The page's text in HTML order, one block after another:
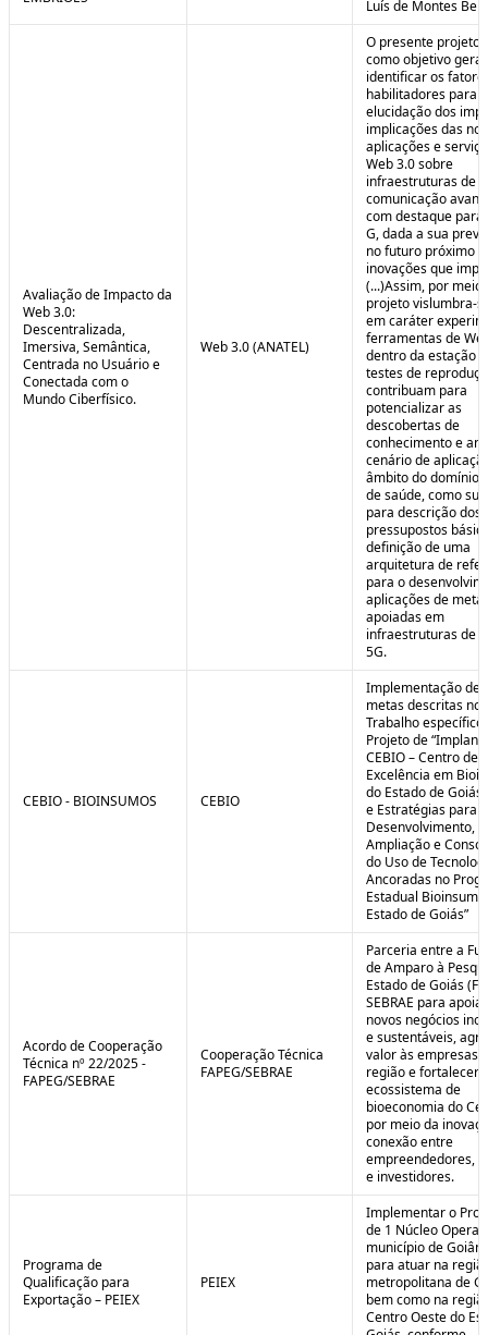
Luís de Montes
Avaliação de Impacto da
Web 3.0:
Descentralizada,
Imersiva, Semântica,
Centrada no Usuário e
Conectada com o
Mundo Ciberfísico.
Web 3.0 (ANATEL)
O presente projeto
como objetivo geral
identificar os
habilitadores para a
elucidação dos
implicações das
aplicações e
Web 3.0 sobre
infraestruturas de
comunicação
com destaque para
G, dada a sua
no futuro próximo
inovações que
(...)Assim, por meio
projeto vislumbra-
em caráter
ferramentas de
dentro da estação
testes de
contribuam para
potencializar as
descobertas de
conhecimento e
cenário de
âmbito do domínio
de saúde, como
para descrição dos
pressupostos
definição de uma
arquitetura de
para o
aplicações de
apoiadas em
infraestruturas de
5G.
CEBIO - BIOINSUMOS CEBIO
Implementação de
metas descritas no
Trabalho específico
Projeto de
CEBIO – Centro de
Excelência em
do Estado de Goiás
e Estratégias para o
Desenvolvimento,
Ampliação e
do Uso de
Ancoradas no
Estadual
Estado de Goiás”
Acordo de Cooperação
Técnica nº 22/2025 -
FAPEG/SEBRAE
Cooperação Técnica
FAPEG/SEBRAE
Parceria entre a
de Amparo à
Estado de Goiás
SEBRAE para
novos negócios
e sustentáveis,
valor às empresas
região e fortalecer
ecossistema de
bioeconomia do
por meio da
conexão entre
empreendedores,
e investidores.
Programa de
Qualificação para
Exportação – PEIEX
PEIEX
Implementar o
de 1 Núcleo
município de
para atuar na
metropolitana de
bem como na
Centro Oeste do